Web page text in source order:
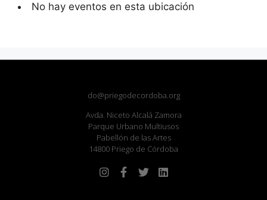
No hay eventos en esta ubicación
do@priegodecordoba.org
Avda. Niceto Alcalá Zamora
Parque Urbano Multiusos
Pabellón de las Artes
14800 Priego de Córdoba